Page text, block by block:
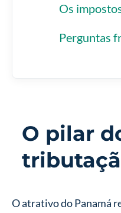
Os
Perguntas
O pilar
O atrativo do Panamá